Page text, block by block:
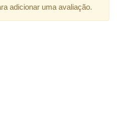
adicionar uma avaliação.